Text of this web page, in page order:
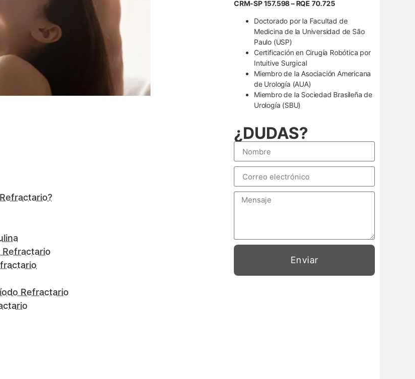
Refractario
Refractario
CRM-SP 157.598 – RQE 70.725
Doctorado por la Facultad de
Medicina de la Universidad de São
Paulo (USP)
Certificación en Cirugía Robótica por
Intuitive Surgical
Miembro de la Asociación Americana
de Urología (AUA)
Miembro de la Sociedad Brasileña de
Urología (SBU)
¿DUDAS?
Enviar